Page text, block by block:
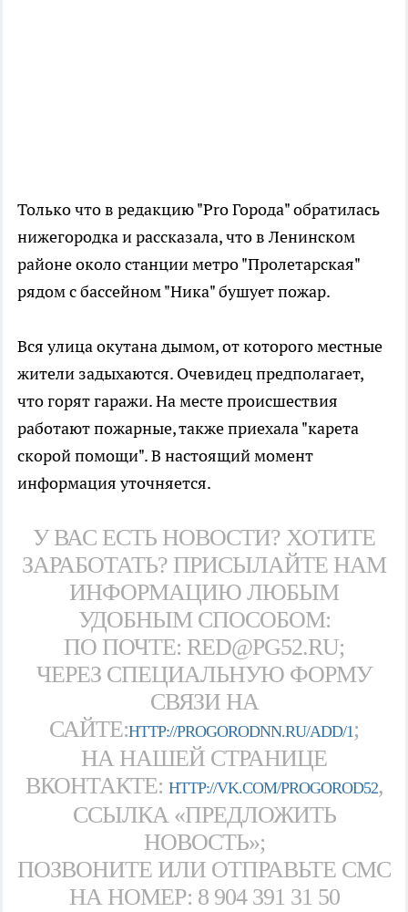
Только что в редакцию "Pro Города" обратилась
нижегородка и рассказала, что в Ленинском
районе около станции метро "Пролетарская"
рядом с бассейном "Ника" бушует пожар.
Вся улица окутана дымом, от которого местные
жители задыхаются. Очевидец предполагает,
что горят гаражи. На месте происшествия
работают пожарные, также приехала "карета
скорой помощи". В настоящий момент
информация уточняется.
У ВАС ЕСТЬ НОВОСТИ? ХОТИТЕ
ЗАРАБОТАТЬ? ПРИСЫЛАЙТЕ НАМ
ИНФОРМАЦИЮ ЛЮБЫМ
УДОБНЫМ СПОСОБОМ:
ПО ПОЧТЕ: RED@PG52.RU;
ЧЕРЕЗ СПЕЦИАЛЬНУЮ ФОРМУ
СВЯЗИ НА
САЙТЕ:HTTP://PROGORODNN.RU/ADD/1;
НА НАШЕЙ СТРАНИЦЕ
ВКОНТАКТЕ: HTTP://VK.COM/PROGOROD52,
ССЫЛКА «ПРЕДЛОЖИТЬ
НОВОСТЬ»;
ПОЗВОНИТЕ ИЛИ ОТПРАВЬТЕ СМС
НА НОМЕР: 8 904 391 31 50